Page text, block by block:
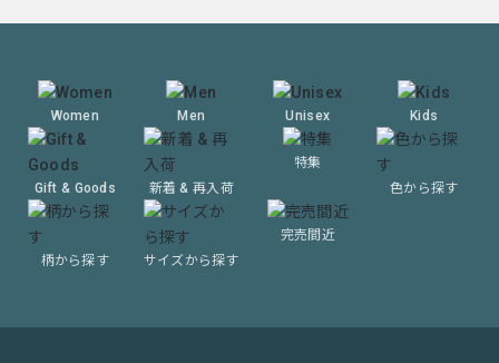
Women Men Unisex Kids
Gift & Goods 新着 & 再入荷
特集
色から探す
柄から探す サイズから探す
完売間近